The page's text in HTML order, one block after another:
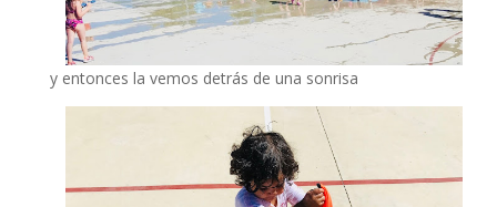
y entonces la vemos detrás de una sonrisa